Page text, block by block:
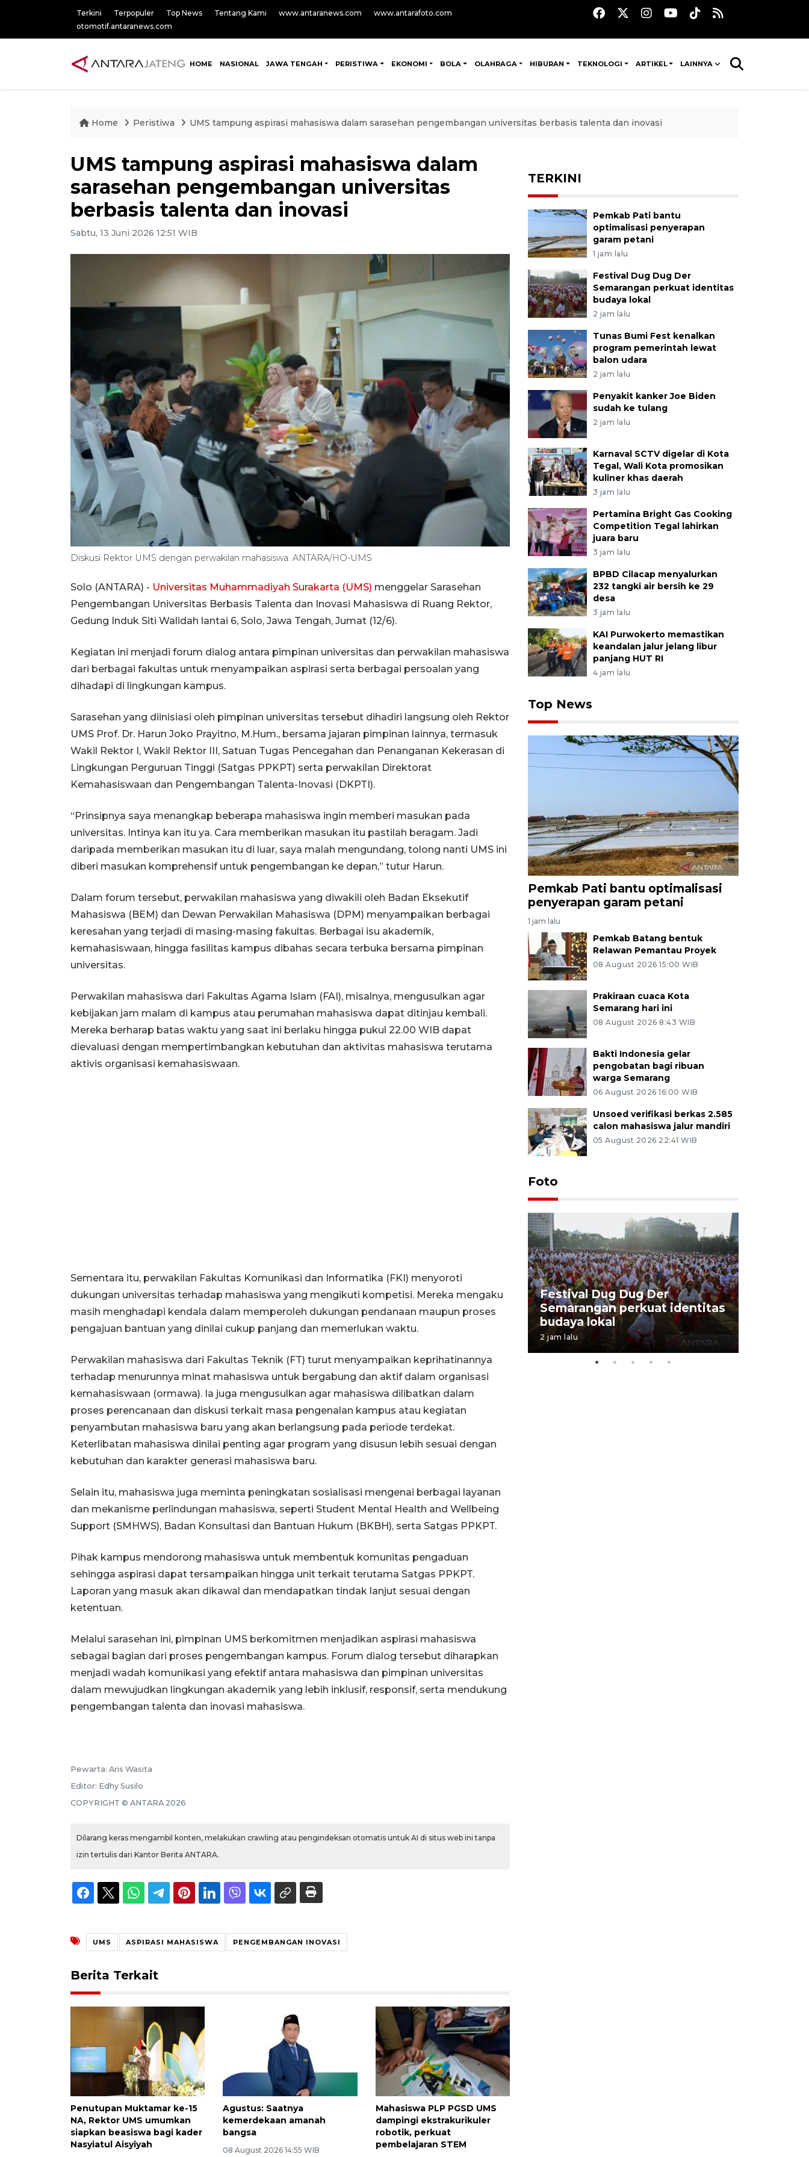
Terkini Terpopuler Top News Tentang Kami www.antaranews.com
www.antarafoto.com
otomotif.antaranews.com
HOME NASIONAL JAWA TENGAH PERISTIWA EKONOMI BOLA OLAHRAGA HIBURAN TEKNOLOGI ARTIKEL LAINNYA
Home Peristiwa UMS tampung aspirasi mahasiswa dalam sarasehan pengembangan universitas berbasis talenta dan inovasi
UMS tampung aspirasi mahasiswa dalam
sarasehan pengembangan universitas
berbasis talenta dan inovasi
Sabtu, 13 Juni 2026 12:51 WIB
Diskusi Rektor UMS dengan perwakilan mahasiswa. ANTARA/HO-UMS
Solo (ANTARA) - Universitas Muhammadiyah Surakarta (UMS) menggelar Sarasehan
Pengembangan Universitas Berbasis Talenta dan Inovasi Mahasiswa di Ruang Rektor,
Gedung Induk Siti Walidah lantai 6, Solo, Jawa Tengah, Jumat (12/6).
Kegiatan ini menjadi forum dialog antara pimpinan universitas dan perwakilan mahasiswa
dari berbagai fakultas untuk menyampaikan aspirasi serta berbagai persoalan yang
dihadapi di lingkungan kampus.
Sarasehan yang diinisiasi oleh pimpinan universitas tersebut dihadiri langsung oleh Rektor
UMS Prof. Dr. Harun Joko Prayitno, M.Hum., bersama jajaran pimpinan lainnya, termasuk
Wakil Rektor I, Wakil Rektor III, Satuan Tugas Pencegahan dan Penanganan Kekerasan di
Lingkungan Perguruan Tinggi (Satgas PPKPT) serta perwakilan Direktorat
Kemahasiswaan dan Pengembangan Talenta-Inovasi (DKPTI).
“Prinsipnya saya menangkap beberapa mahasiswa ingin memberi masukan pada
universitas. Intinya kan itu ya. Cara memberikan masukan itu pastilah beragam. Jadi
daripada memberikan masukan itu di luar, saya malah mengundang, tolong nanti UMS ini
diberi masukan komprehensif untuk pengembangan ke depan,” tutur Harun.
Dalam forum tersebut, perwakilan mahasiswa yang diwakili oleh Badan Eksekutif
Mahasiswa (BEM) dan Dewan Perwakilan Mahasiswa (DPM) menyampaikan berbagai
keresahan yang terjadi di masing-masing fakultas. Berbagai isu akademik,
kemahasiswaan, hingga fasilitas kampus dibahas secara terbuka bersama pimpinan
universitas.
Perwakilan mahasiswa dari Fakultas Agama Islam (FAI), misalnya, mengusulkan agar
kebijakan jam malam di kampus atau perumahan mahasiswa dapat ditinjau kembali.
Mereka berharap batas waktu yang saat ini berlaku hingga pukul 22.00 WIB dapat
dievaluasi dengan mempertimbangkan kebutuhan dan aktivitas mahasiswa terutama
aktivis organisasi kemahasiswaan.
Sementara itu, perwakilan Fakultas Komunikasi dan Informatika (FKI) menyoroti
dukungan universitas terhadap mahasiswa yang mengikuti kompetisi. Mereka mengaku
masih menghadapi kendala dalam memperoleh dukungan pendanaan maupun proses
pengajuan bantuan yang dinilai cukup panjang dan memerlukan waktu.
Perwakilan mahasiswa dari Fakultas Teknik (FT) turut menyampaikan keprihatinannya
terhadap menurunnya minat mahasiswa untuk bergabung dan aktif dalam organisasi
kemahasiswaan (ormawa). Ia juga mengusulkan agar mahasiswa dilibatkan dalam
proses perencanaan dan diskusi terkait masa pengenalan kampus atau kegiatan
penyambutan mahasiswa baru yang akan berlangsung pada periode terdekat.
Keterlibatan mahasiswa dinilai penting agar program yang disusun lebih sesuai dengan
kebutuhan dan karakter generasi mahasiswa baru.
Selain itu, mahasiswa juga meminta peningkatan sosialisasi mengenai berbagai layanan
dan mekanisme perlindungan mahasiswa, seperti Student Mental Health and Wellbeing
Support (SMHWS), Badan Konsultasi dan Bantuan Hukum (BKBH), serta Satgas PPKPT.
Pihak kampus mendorong mahasiswa untuk membentuk komunitas pengaduan
sehingga aspirasi dapat tersampaikan hingga unit terkait terutama Satgas PPKPT.
Laporan yang masuk akan dikawal dan mendapatkan tindak lanjut sesuai dengan
ketentuan.
Melalui sarasehan ini, pimpinan UMS berkomitmen menjadikan aspirasi mahasiswa
sebagai bagian dari proses pengembangan kampus. Forum dialog tersebut diharapkan
menjadi wadah komunikasi yang efektif antara mahasiswa dan pimpinan universitas
dalam mewujudkan lingkungan akademik yang lebih inklusif, responsif, serta mendukung
pengembangan talenta dan inovasi mahasiswa.
Pewarta: Aris Wasita
Editor: Edhy Susilo
COPYRIGHT © ANTARA 2026
Dilarang keras mengambil konten, melakukan crawling atau pengindeksan otomatis untuk AI di situs web ini tanpa
izin tertulis dari Kantor Berita ANTARA.
UMS ASPIRASI MAHASISWA PENGEMBANGAN INOVASI
Berita Terkait
Penutupan Muktamar ke-15
NA, Rektor UMS umumkan
siapkan beasiswa bagi kader
Nasyiatul Aisyiyah
Agustus: Saatnya
kemerdekaan amanah
bangsa
08 August 2026 14:55 WIB
Mahasiswa PLP PGSD UMS
dampingi ekstrakurikuler
robotik, perkuat
pembelajaran STEM
TERKINI
Pemkab Pati bantu
optimalisasi penyerapan
garam petani
1 jam lalu
Festival Dug Dug Der
Semarangan perkuat identitas
budaya lokal
2 jam lalu
Tunas Bumi Fest kenalkan
program pemerintah lewat
balon udara
2 jam lalu
Penyakit kanker Joe Biden
sudah ke tulang
2 jam lalu
Karnaval SCTV digelar di Kota
Tegal, Wali Kota promosikan
kuliner khas daerah
3 jam lalu
Pertamina Bright Gas Cooking
Competition Tegal lahirkan
juara baru
3 jam lalu
BPBD Cilacap menyalurkan
232 tangki air bersih ke 29
desa
3 jam lalu
KAI Purwokerto memastikan
keandalan jalur jelang libur
panjang HUT RI
4 jam lalu
Top News
Pemkab Pati bantu optimalisasi
penyerapan garam petani
1 jam lalu
Pemkab Batang bentuk
Relawan Pemantau Proyek
08 August 2026 15:00 WIB
Prakiraan cuaca Kota
Semarang hari ini
08 August 2026 8:43 WIB
Bakti Indonesia gelar
pengobatan bagi ribuan
warga Semarang
06 August 2026 16:00 WIB
Unsoed verifikasi berkas 2.585
calon mahasiswa jalur mandiri
05 August 2026 22:41 WIB
Foto
Pawai sapi tunggang angkat
potensi peternakan di Klaten
Festival Dug Dug Der
Semarangan perkuat identitas
budaya lokal
2 jam lalu